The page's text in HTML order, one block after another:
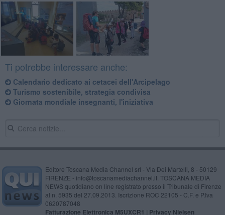
Ti potrebbe interessare anche:
Calendario dedicato ai cetacei dell'Arcipelago
Turismo sostenibile, strategia condivisa
Giornata mondiale insegnanti, l'iniziativa
Editore Toscana Media Channel srl - Via Dei Martelli, 8 - 50129
FIRENZE - info@toscanamediachannel.it. TOSCANA MEDIA
NEWS quotidiano on line registrato presso il Tribunale di Firenze
al n. 5935 del 27.09.2013. Iscrizione ROC 22105 - C.F. e P.Iva
0620787048
Fatturazione Elettronica M5UXCR1 | Privacy Nielsen